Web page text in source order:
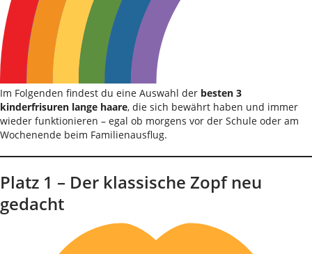
Im Folgenden findest du eine Auswahl der besten 3
kinderfrisuren lange haare, die sich bewährt haben und immer
wieder funktionieren – egal ob morgens vor der Schule oder am
Wochenende beim Familienausflug.
Platz 1 – Der klassische Zopf neu
gedacht